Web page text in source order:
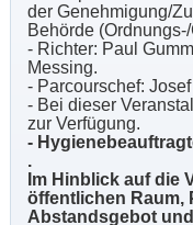
der Genehmigung/
Behörde
- Richter: Paul
Messing.
- Parcourschef:
- Bei dieser
zur Verfügung.
-
.
Im Hinblick auf die
öffentlichen Raum,
Abstandsgebot